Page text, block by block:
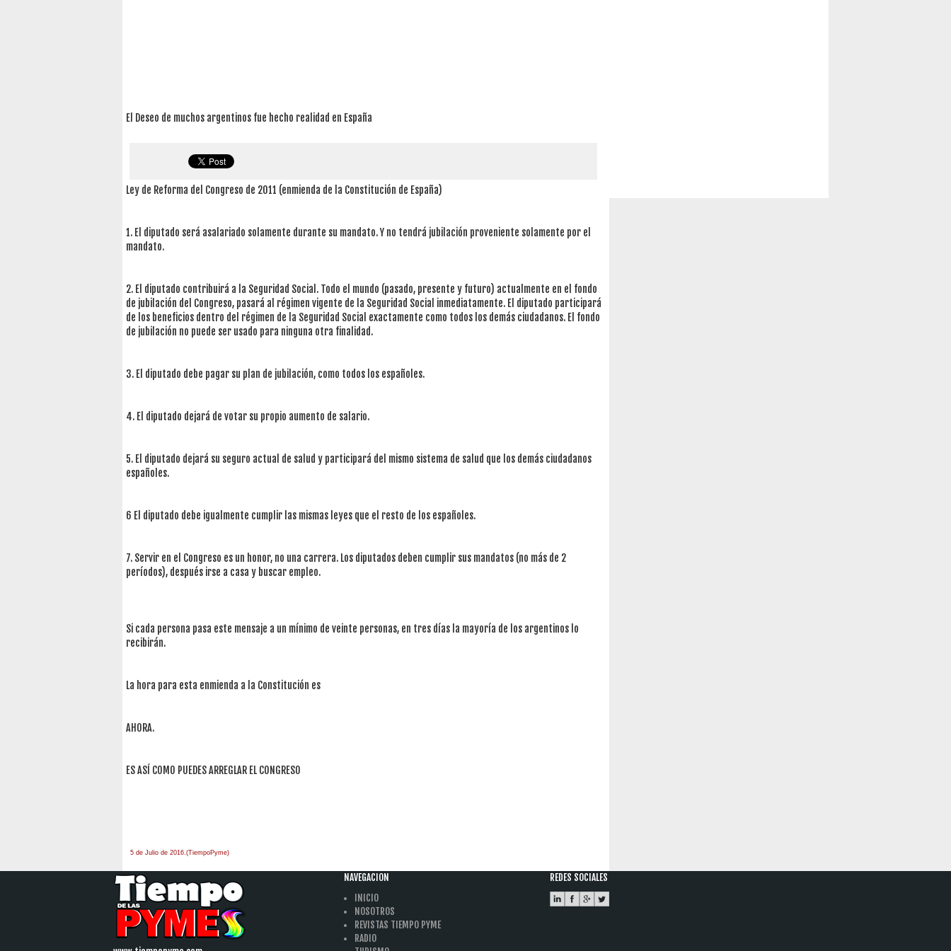
El Deseo de muchos argentinos fue hecho realidad en España
Ley de Reforma del Congreso de 2011 (enmienda de la Constitución de España)
1. El diputado será asalariado solamente durante su mandato. Y no tendrá jubilación proveniente solamente por el
mandato.
2. El diputado contribuirá a la Seguridad Social. Todo el mundo (pasado, presente y futuro) actualmente en el fondo
de jubilación del Congreso, pasará al régimen vigente de la Seguridad Social inmediatamente. El diputado participará
de los beneficios dentro del régimen de la Seguridad Social exactamente como todos los demás ciudadanos. El fondo
de jubilación no puede ser usado para ninguna otra finalidad.
3. El diputado debe pagar su plan de jubilación, como todos los españoles.
4. El diputado dejará de votar su propio aumento de salario.
5. El diputado dejará su seguro actual de salud y participará del mismo sistema de salud que los demás ciudadanos
españoles.
6 El diputado debe igualmente cumplir las mismas leyes que el resto de los españoles.
7. Servir en el Congreso es un honor, no una carrera. Los diputados deben cumplir sus mandatos (no más de 2
períodos), después irse a casa y buscar empleo.
Si cada persona pasa este mensaje a un mínimo de veinte personas, en tres días la mayoría de los argentinos lo
recibirán.
La hora para esta enmienda a la Constitución es
AHORA.
ES ASÍ COMO PUEDES ARREGLAR EL CONGRESO
5 de Julio de 2016.(TiempoPyme)
NAVEGACION
INICIO
NOSOTROS
REVISTAS TIEMPO PYME
RADIO
REDES SOCIALES